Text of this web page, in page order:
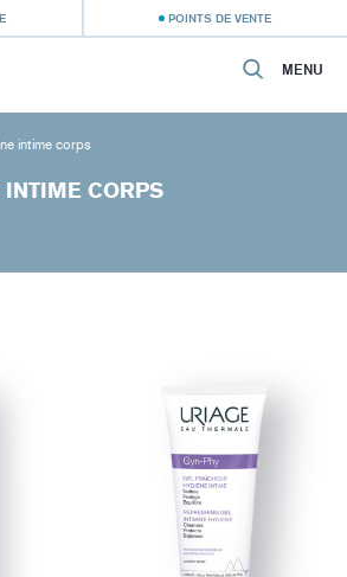
POINTS DE VENTE
MENU
intime corps
CORPS